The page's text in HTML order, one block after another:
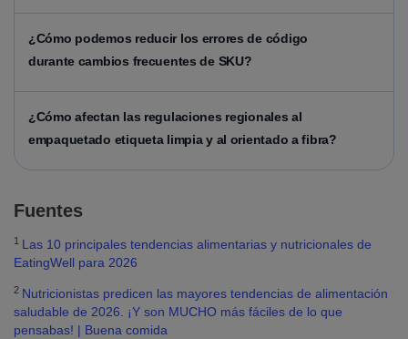
¿Cómo podemos reducir los errores de código
durante cambios frecuentes de SKU?
¿Cómo afectan las regulaciones regionales al
empaquetado etiqueta limpia y al orientado a fibra?
Fuentes
1 Las 10 principales tendencias alimentarias y nutricionales de
EatingWell para 2026
2 Nutricionistas predicen las mayores tendencias de alimentación
saludable de 2026. ¡Y son MUCHO más fáciles de lo que
pensabas! | Buena comida